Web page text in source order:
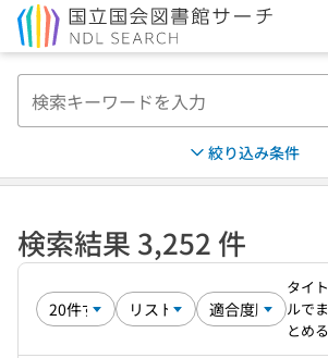
絞り込み条件
検索結果 3,252 件
タイト
ルでま
とめる